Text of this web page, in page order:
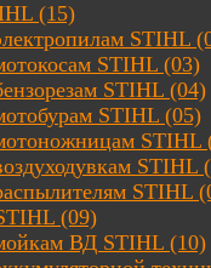
(15)
STIHL
STIHL (03)
STIHL (04)
STIHL (05)
STIHL
STIHL
STIHL
(09)
ВД STIHL (10)